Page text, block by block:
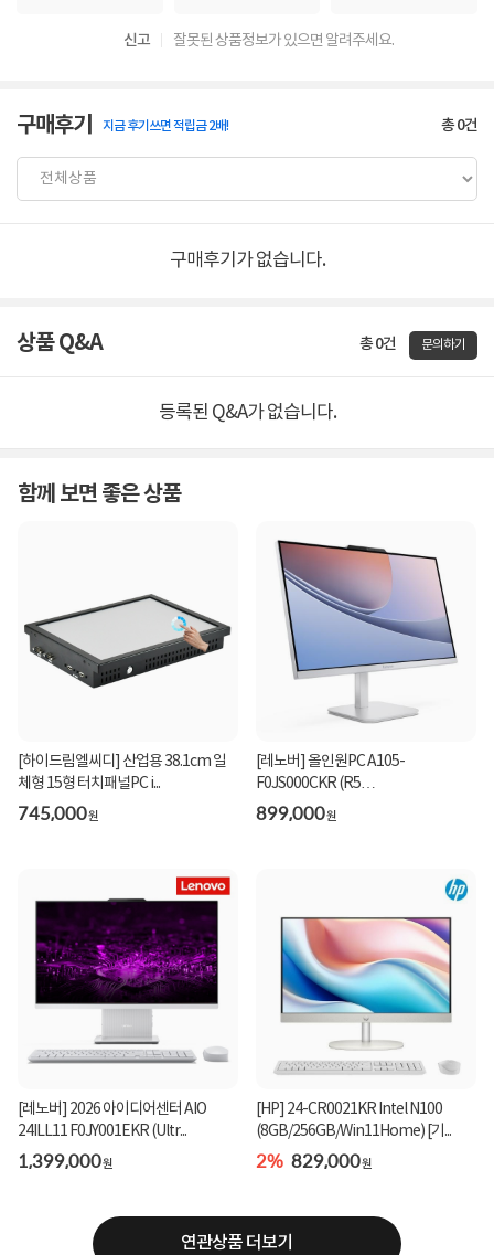
신고 잘못된 상품정보가 있으면 알려주세요.
구매후기 지금 후기쓰면 적립금 2배! 총0건
구매후기가 없습니다.
상품 Q&A 총 0건 문의하기
등록된 Q&A가 없습니다.
함께 보면 좋은 상품
[하이드림엘씨디] 산업용 38.1cm 일
체형 15형 터치패널PC i...
745,000원
[레노버] 올인원PC A105-
F0JS000CKR (R5
40/8GB/256GB/FD) ...
899,000원
[레노버] 2026 아이디어센터 AIO
24ILL11 F0JY001EKR (Ultr...
1,399,000원
[HP] 24-CR0021KR Intel N100
(8GB/256GB/Win11Home) [기...
2% 829,000원
연관상품 더보기